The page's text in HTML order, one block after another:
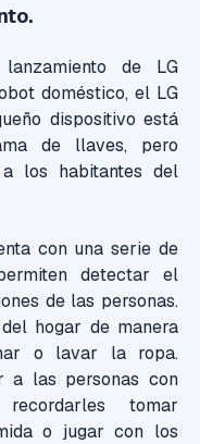
de LG
doméstico, el LG
dispositivo está
de llaves, pero
los habitantes del
con una serie de
detectar el
de las personas.
hogar de manera
o lavar la ropa.
a las personas con
tomar
o jugar con los